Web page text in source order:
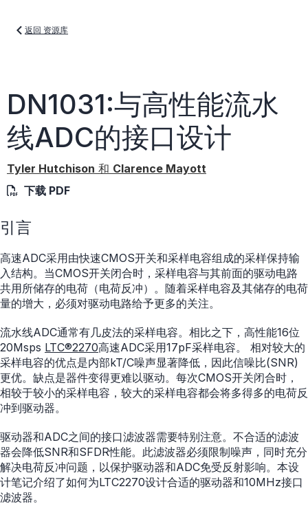
返回 资源库
DN1031:与高性能流水
线ADC的接口设计
Tyler Hutchison 和 Clarence Mayott
下载 PDF
引言
高速ADC采用由快速CMOS开关和采样电容组成的采样保持输
入结构。当CMOS开关闭合时，采样电容与其前面的驱动电路
共用所储存的电荷（电荷反冲）。随着采样电容及其储存的电荷
量的增大，必须对驱动电路给予更多的关注。
流水线ADC通常有几皮法的采样电容。相比之下，高性能16位
20Msps LTC®2270高速ADC采用17pF采样电容。 相对较大的
采样电容的优点是内部kT/C噪声显著降低，因此信噪比(SNR)
更优。缺点是器件变得更难以驱动。每次CMOS开关闭合时，
相较于较小的采样电容，较大的采样电容都会将多得多的电荷反
冲到驱动器。
驱动器和ADC之间的接口滤波器需要特别注意。不合适的滤波
器会降低SNR和SFDR性能。此滤波器必须限制噪声，同时充分
解决电荷反冲问题，以保护驱动器和ADC免受反射影响。本设
计笔记介绍了如何为LTC2270设计合适的驱动器和10MHz接口
滤波器。